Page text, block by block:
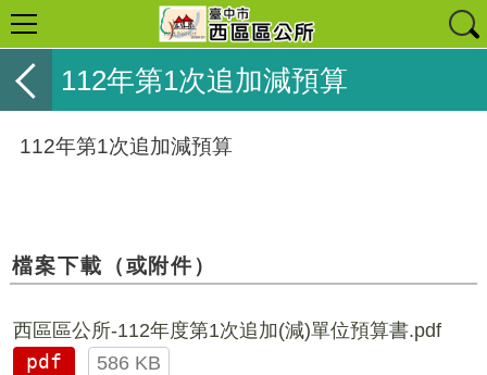
112年第1次追加減預算
112年第1次追加減預算
檔案下載（或附件）
西區區公所-112年度第1次追加(減)單位預算書.pdf
pdf
586 KB